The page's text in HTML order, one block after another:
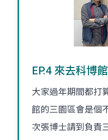
EP.4 來去科博
大家過年期間都打
館的三園區會是個
次張博士請到負責